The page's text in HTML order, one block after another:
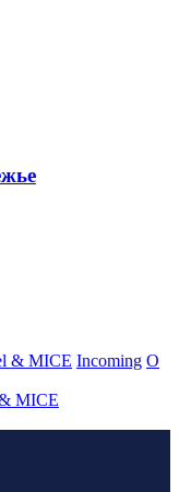
& MICE Incoming О
MICE